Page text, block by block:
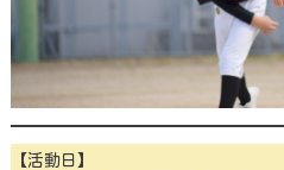
【活動日】